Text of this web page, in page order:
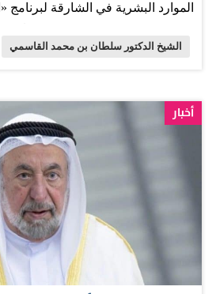
الموارد البشرية في الشارقة
نوفمبر الجاري». المصدر: الخليج
الشيخ الدكتور سلطان بن محمد القاسمي
أخبار